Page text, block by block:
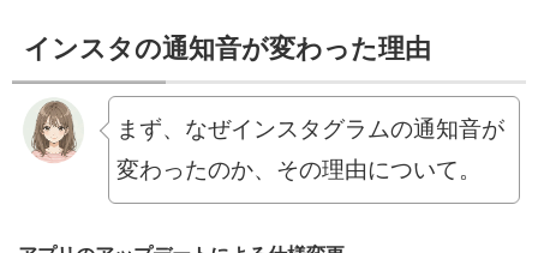
インスタの通知音が変わった理由
まず、なぜインスタグラムの通知音が
変わったのか、その理由について。